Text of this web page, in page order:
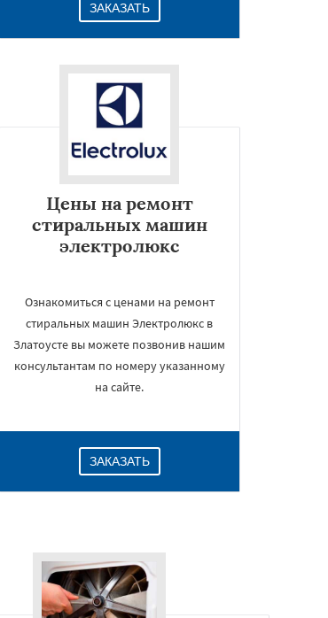
ЗАКАЗАТЬ
Цены на ремонт
стиральных машин
электролюкс
Ознакомиться с ценами на ремонт
стиральных машин Электролюкс в
Златоусте вы можете позвонив нашим
консультантам по номеру указанному
на сайте.
ЗАКАЗАТЬ